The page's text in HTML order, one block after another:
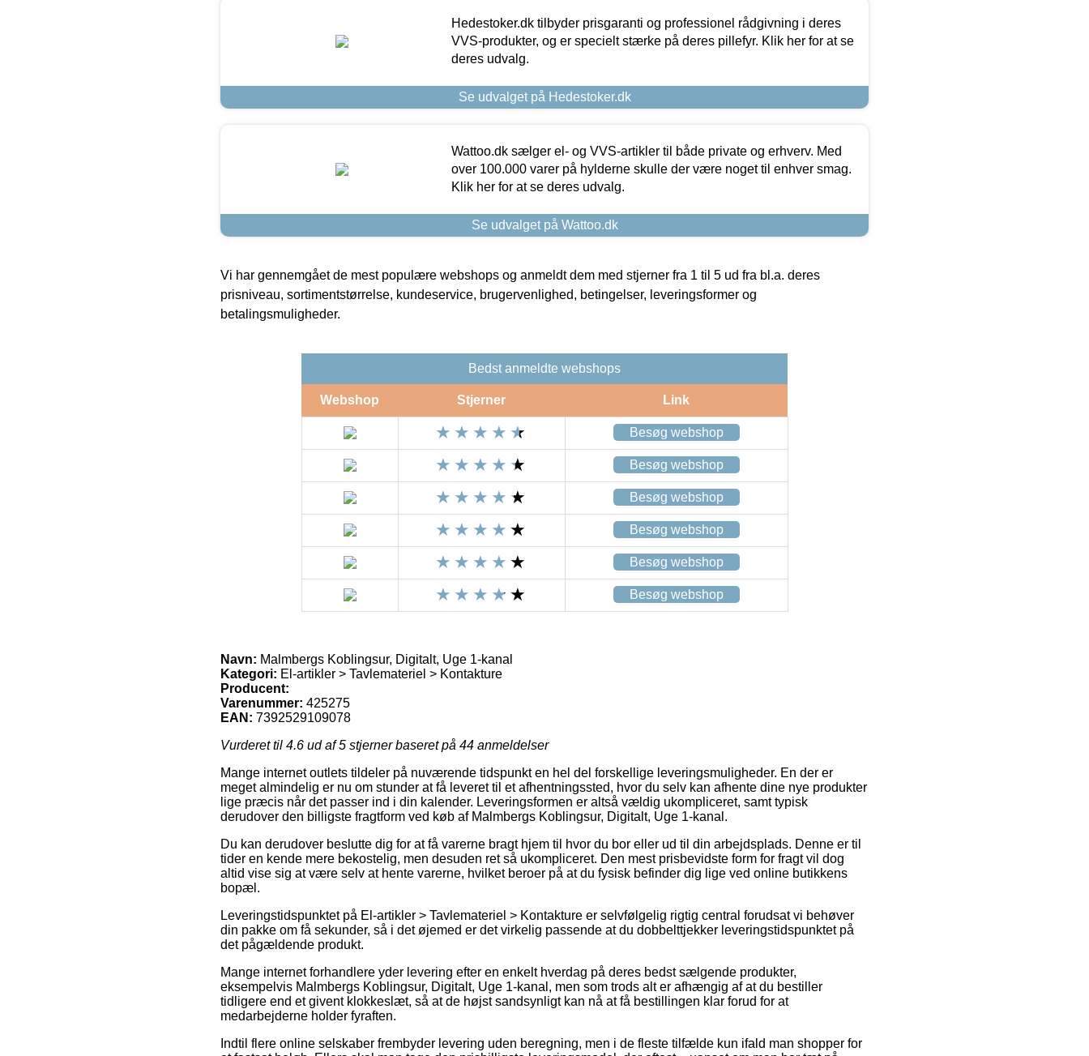
Hedestoker.dk tilbyder prisgaranti og professionel rådgivning i deres
VVS-produkter, og er specielt stærke på deres pillefyr. Klik her for at se
deres udvalg.
Se udvalget på Hedestoker.dk
Wattoo.dk sælger el- og VVS-artikler til både private og erhverv. Med
over 100.000 varer på hylderne skulle der være noget til enhver smag.
Klik her for at se deres udvalg.
Se udvalget på Wattoo.dk
Vi har gennemgået de mest populære webshops og anmeldt dem med stjerner fra 1 til 5 ud fra bl.a. deres
prisniveau, sortimentstørrelse, kundeservice, brugervenlighed, betingelser, leveringsformer og
betalingsmuligheder.
Bedst anmeldte webshops
Webshop Stjerner Link
Besøg webshop
Besøg webshop
Besøg webshop
Besøg webshop
Besøg webshop
Besøg webshop
Navn: Malmbergs Koblingsur, Digitalt, Uge 1-kanal
Kategori: El-artikler > Tavlemateriel > Kontakture
Producent:
Varenummer: 425275
EAN: 7392529109078
Vurderet til 4.6 ud af 5 stjerner baseret på 44 anmeldelser
Mange internet outlets tildeler på nuværende tidspunkt en hel del forskellige leveringsmuligheder. En der er
meget almindelig er nu om stunder at få leveret til et afhentningssted, hvor du selv kan afhente dine nye produkter
lige præcis når det passer ind i din kalender. Leveringsformen er altså vældig ukompliceret, samt typisk
derudover den billigste fragtform ved køb af Malmbergs Koblingsur, Digitalt, Uge 1-kanal.
Du kan derudover beslutte dig for at få varerne bragt hjem til hvor du bor eller ud til din arbejdsplads. Denne er til
tider en kende mere bekostelig, men desuden ret så ukompliceret. Den mest prisbevidste form for fragt vil dog
altid vise sig at være selv at hente varerne, hvilket beroer på at du fysisk befinder dig lige ved online butikkens
bopæl.
Leveringstidspunktet på El-artikler > Tavlemateriel > Kontakture er selvfølgelig rigtig central forudsat vi behøver
din pakke om få sekunder, så i det øjemed er det virkelig passende at du dobbelttjekker leveringstidspunktet på
det pågældende produkt.
Mange internet forhandlere yder levering efter en enkelt hverdag på deres bedst sælgende produkter,
eksempelvis Malmbergs Koblingsur, Digitalt, Uge 1-kanal, men som trods alt er afhængig af at du bestiller
tidligere end et givent klokkeslæt, så at de højst sandsynligt kan nå at få bestillingen klar forud for at
medarbejderne holder fyraften.
Indtil flere online selskaber frembyder levering uden beregning, men i de fleste tilfælde kun ifald man shopper for